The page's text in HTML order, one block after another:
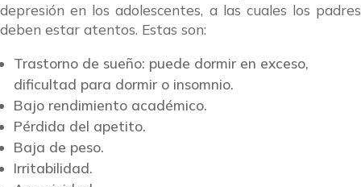
depresión en los adolescentes, a las cuales los padres
deben estar atentos. Estas son:
Trastorno de sueño: puede dormir en exceso,
dificultad para dormir o insomnio.
Bajo rendimiento académico.
Pérdida del apetito.
Baja de peso.
Irritabilidad.